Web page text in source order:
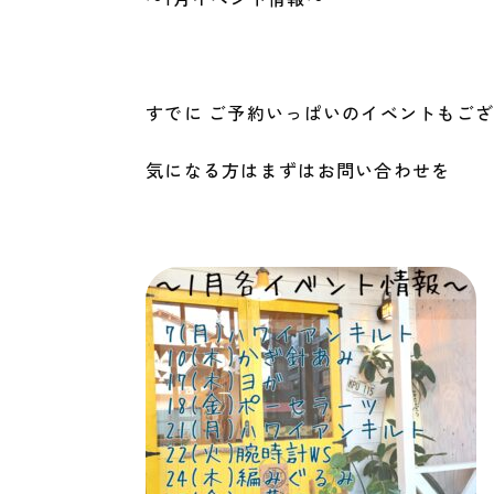
すでに ご予約いっぱいのイベントもご
気になる方はまずはお問い合わせを